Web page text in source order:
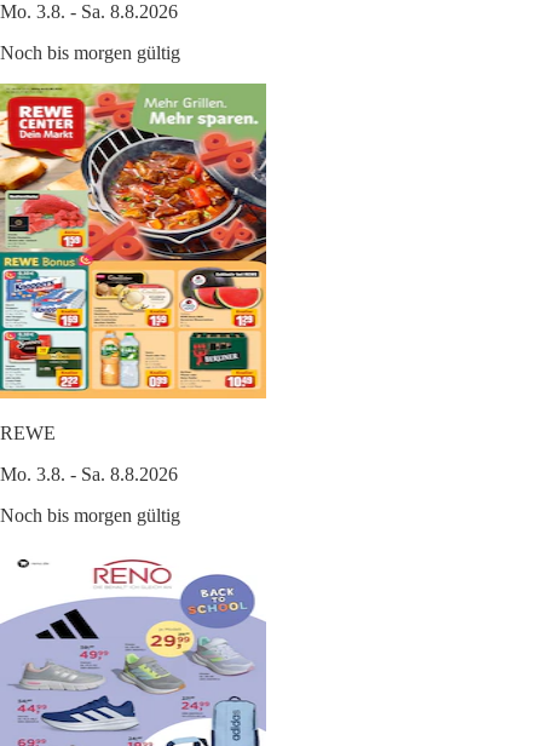
Mo. 3.8. - Sa. 8.8.2026
Noch bis morgen gültig
REWE
Mo. 3.8. - Sa. 8.8.2026
Noch bis morgen gültig